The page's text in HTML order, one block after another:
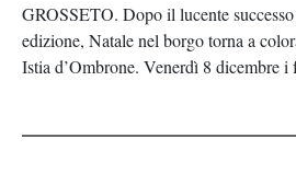
GROSSETO. Dopo il lucente successo
edizione, Natale nel borgo torna a
Istia d’Ombrone. Venerdì 8 dicembre i